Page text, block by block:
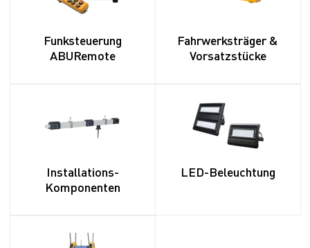
Funksteuerung
ABURemote
Fahrwerksträger &
Vorsatzstücke
Installations-
Komponenten
LED-Beleuchtung